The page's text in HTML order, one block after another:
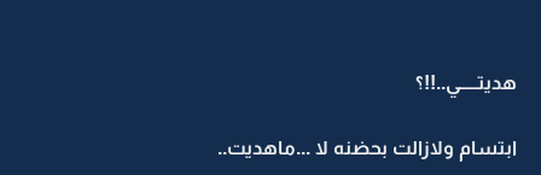
هديتـــــي..!!؟
ابتسام ولازالت بحضنه لا ...ماهديت..